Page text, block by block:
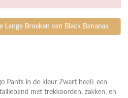
Lange Broeken van Black Bananas
Pants in de kleur Zwart heeft een
met trekkoorden, zakken, en